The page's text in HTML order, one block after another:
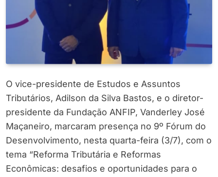
O vice-presidente de Estudos e Assuntos
Tributários, Adilson da Silva Bastos, e o diretor-
presidente da Fundação ANFIP, Vanderley José
Maçaneiro, marcaram presença no 9º Fórum do
Desenvolvimento, nesta quarta-feira (3/7), com o
tema “Reforma Tributária e Reformas
Econômicas: desafios e oportunidades para o